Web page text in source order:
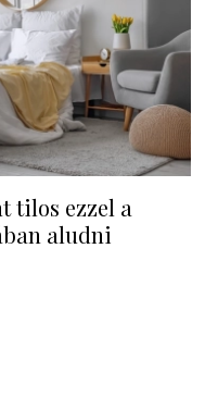
tilos ezzel a
aludni